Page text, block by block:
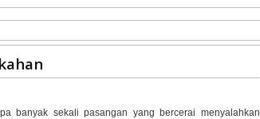
banyak sekali pasangan yang bercerai menyalahkan